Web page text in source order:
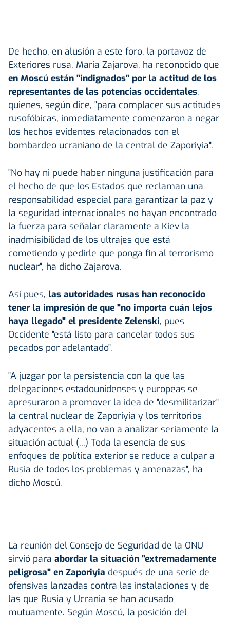
De hecho, en alusión a este foro, la portavoz de
Exteriores rusa, Maria Zajarova, ha reconocido que
en Moscú están "indignados" por la actitud de los
representantes de las potencias occidentales,
quienes, según dice, "para complacer sus actitudes
rusofóbicas, inmediatamente comenzaron a negar
los hechos evidentes relacionados con el
bombardeo ucraniano de la central de Zaporiyia".
"No hay ni puede haber ninguna justificación para
el hecho de que los Estados que reclaman una
responsabilidad especial para garantizar la paz y
la seguridad internacionales no hayan encontrado
la fuerza para señalar claramente a Kiev la
inadmisibilidad de los ultrajes que está
cometiendo y pedirle que ponga fin al terrorismo
nuclear", ha dicho Zajarova.
Así pues, las autoridades rusas han reconocido
tener la impresión de que "no importa cuán lejos
haya llegado" el presidente Zelenski, pues
Occidente "está listo para cancelar todos sus
pecados por adelantado".
"A juzgar por la persistencia con la que las
delegaciones estadounidenses y europeas se
apresuraron a promover la idea de "desmilitarizar"
la central nuclear de Zaporiyia y los territorios
adyacentes a ella, no van a analizar seriamente la
situación actual (...) Toda la esencia de sus
enfoques de política exterior se reduce a culpar a
Rusia de todos los problemas y amenazas", ha
dicho Moscú.
La reunión del Consejo de Seguridad de la ONU
sirvió para abordar la situación "extremadamente
peligrosa" en Zaporiyia después de una serie de
ofensivas lanzadas contra las instalaciones y de
las que Rusia y Ucrania se han acusado
mutuamente. Según Moscú, la posición del